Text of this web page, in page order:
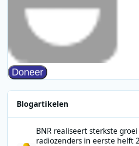
Blogartikelen
BNR realiseert sterkste
radiozenders in eerste helft